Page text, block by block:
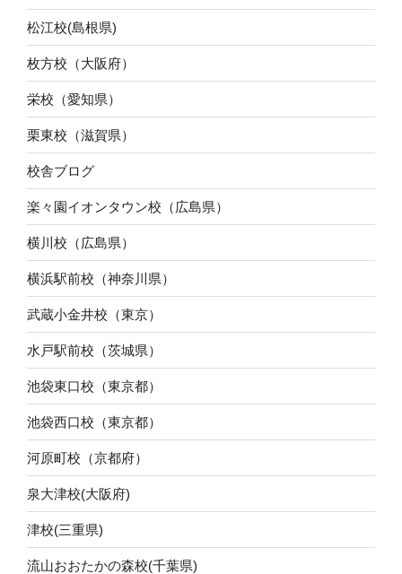
松江校(島根県)
枚方校（大阪府）
栄校（愛知県）
栗東校（滋賀県）
校舎ブログ
楽々園イオンタウン校（広島県）
横川校（広島県）
横浜駅前校（神奈川県）
武蔵小金井校（東京）
水戸駅前校（茨城県）
池袋東口校（東京都）
池袋西口校（東京都）
河原町校（京都府）
泉大津校(大阪府)
津校(三重県)
流山おおたかの森校(千葉県)